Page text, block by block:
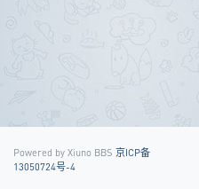
Powered by Xiuno BBS 京ICP备
13050724号-4